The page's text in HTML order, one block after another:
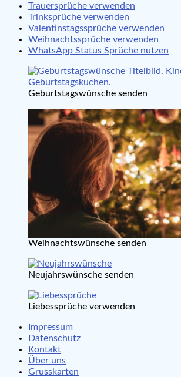
Trauersprüche verwenden
Trinksprüche verwenden
Valentinstagssprüche verwenden
Weihnachtssprüche verwenden
WhatsApp Status Sprüche nutzen
Geburtstagswünsche senden
Weihnachtswünsche senden
Neujahrswünsche senden
Liebessprüche verwenden
Impressum
Datenschutz
Kontakt
Über uns
Grusskarten